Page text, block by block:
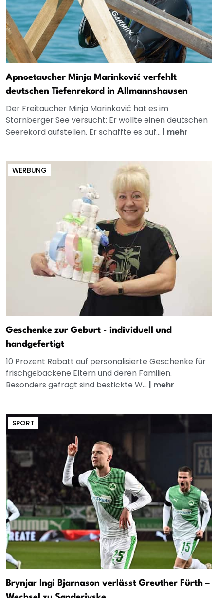
Apnoetaucher Minja Marinković verfehlt
deutschen Tiefenrekord in Allmannshausen
Der Freitaucher Minja Marinković hat es im
Starnberger See versucht: Er wollte einen deutschen
Seerekord aufstellen. Er schaffte es auf... | mehr
WERBUNG
Geschenke zur Geburt - individuell und
handgefertigt
10 Prozent Rabatt auf personalisierte Geschenke für
frischgebackene Eltern und deren Familien.
Besonders gefragt sind bestickte W... | mehr
SPORT
Brynjar Ingi Bjarnason verlässt Greuther Fürth –